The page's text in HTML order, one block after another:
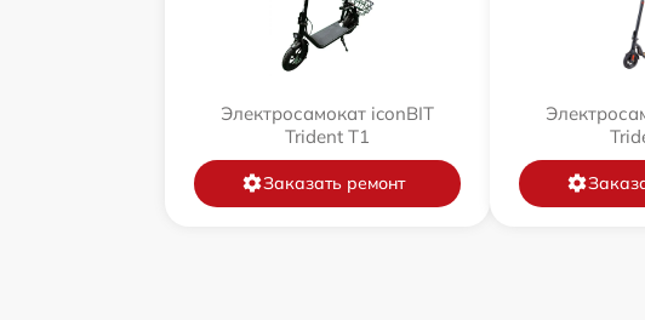
Электросамокат iconBIT
Trident T1
Заказать ремонт